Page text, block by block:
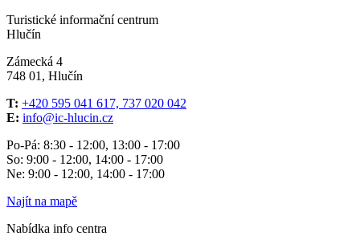
Turistické informační centrum
Hlučín
Zámecká 4
748 01, Hlučín
T: +420 595 041 617, 737 020 042
E: info@ic-hlucin.cz
Po-Pá: 8:30 - 12:00, 13:00 - 17:00
So: 9:00 - 12:00, 14:00 - 17:00
Ne: 9:00 - 12:00, 14:00 - 17:00
Najít na mapě
Nabídka info centra